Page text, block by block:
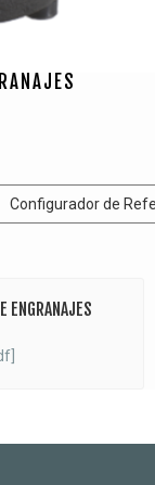
Configurador de
ENGRANAJES